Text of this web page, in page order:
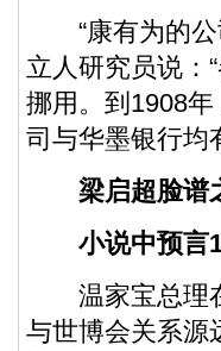
“康有为的公
立人研究员说：
挪用。到1908
司与华墨银行均
梁启超脸谱
小说中预言
温家宝总理在
与世博会关系源